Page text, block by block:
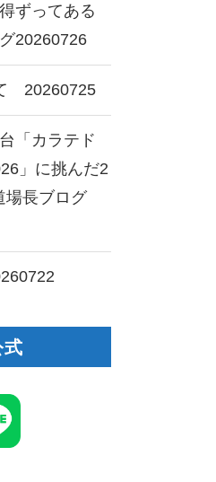
ずってある
20260726
20260725
「カラテド
」に挑んだ2
長ブログ
式